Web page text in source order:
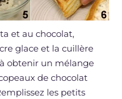
et au chocolat,
glace et la cuillère
obtenir un mélange
de chocolat
les petits